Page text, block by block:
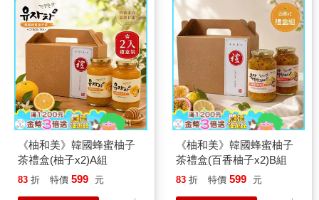
《柚和美》韓國蜂蜜柚子
茶禮盒(柚子x2)A組
83 折 特價 599 元
《柚和美》韓國蜂蜜柚子
茶禮盒(百香柚子x2)B組
83 折 特價 599 元